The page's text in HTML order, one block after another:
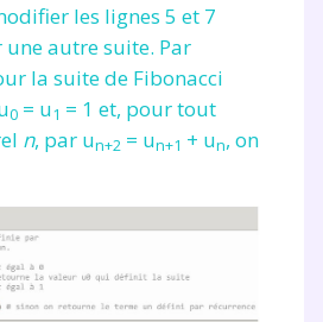
les lignes 5 et 7
autre suite. Par
la suite de Fibonacci
0 = u1 = 1 et, pour tout
n, par un+2 = un+1 + un, on